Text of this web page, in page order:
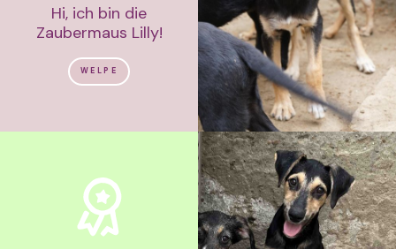
Hi, ich bin die
Zaubermaus Lilly!
WELPE